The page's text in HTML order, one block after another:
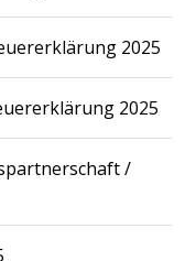
2025
2025
/